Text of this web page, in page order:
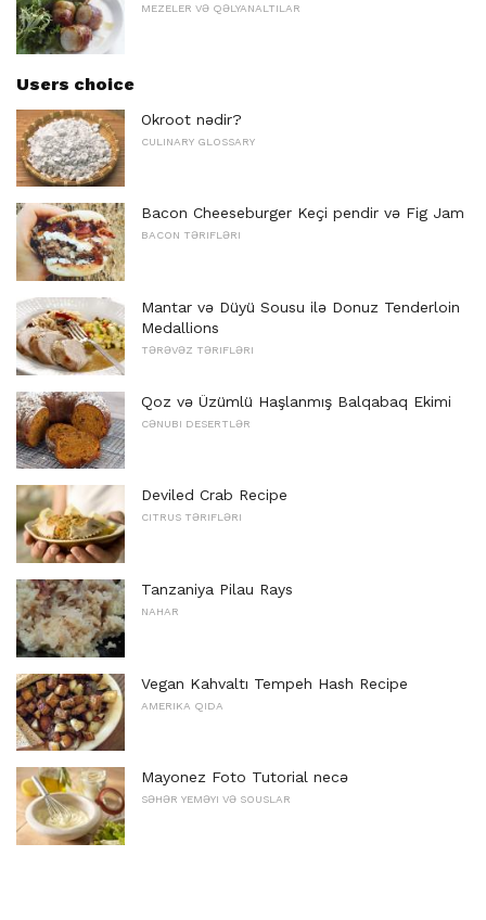
MEZELER VƏ QƏLYANALTILAR
Users choice
Okroot nədir?
CULINARY GLOSSARY
Bacon Cheeseburger Keçi pendir və Fig Jam
BACON TƏRIFLƏRI
Mantar və Düyü Sousu ilə Donuz Tenderloin
Medallions
TƏRƏVƏZ TƏRIFLƏRI
Qoz və Üzümlü Haşlanmış Balqabaq Ekimi
CƏNUBI DESERTLƏR
Deviled Crab Recipe
CITRUS TƏRIFLƏRI
Tanzaniya Pilau Rays
NAHAR
Vegan Kahvaltı Tempeh Hash Recipe
AMERIKA QIDA
Mayonez Foto Tutorial necə
SƏHƏR YEMƏYI VƏ SOUSLAR